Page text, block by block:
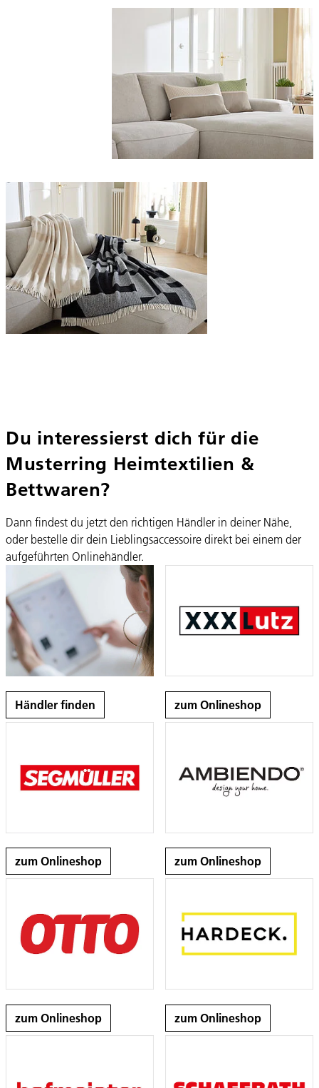
Du interessierst dich für die
Musterring Heimtextilien &
Bettwaren?
Dann findest du jetzt den richtigen Händler in deiner Nähe,
oder bestelle dir dein Lieblingsaccessoire direkt bei einem der
aufgeführten Onlinehändler.
Händler finden zum Onlineshop
zum Onlineshop zum Onlineshop
zum Onlineshop zum Onlineshop